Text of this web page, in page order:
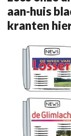
aan-huis
kranten